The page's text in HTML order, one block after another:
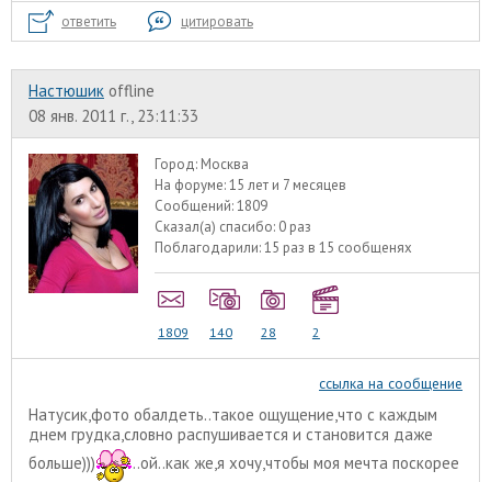
ответить цитировать
Настюшик offline
08 янв. 2011 г., 23:11:33
Город: Москва
На форуме:15 лет и 7 месяцев
Сообщений:1809
Сказал(а) спасибо: 0 раз
Поблагодарили:15 раз в 15 сообщенях
1809 140 28 2
ссылка на сообщение
Натусик,фото обалдеть..такое ощущение,что с каждым
днем грудка,словно распушивается и становится даже
больше)))
..ой..как же,я хочу,чтобы моя мечта поскорее